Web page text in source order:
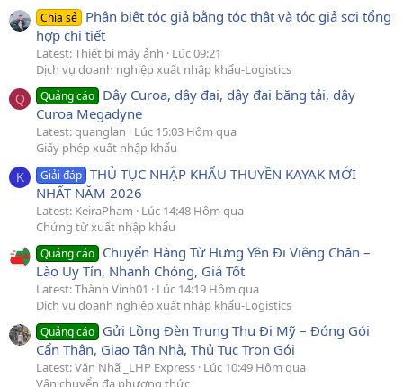
Chia sẻ Phân biệt tóc giả bằng tóc thật và tóc giả sợi tổng
hợp chi tiết
Latest: Thiết bị máy ảnh
Lúc 09:21
Dịch vụ doanh nghiệp xuất nhập khẩu-Logistics
Q Quảng cáo Dây Curoa, dây đai, dây đai băng tải, dây
Curoa Megadyne
Latest: quanglan
Lúc 15:03 Hôm qua
Giấy phép xuất nhập khẩu
K Giải đáp THỦ TỤC NHẬP KHẨU THUYỀN KAYAK MỚI
NHẤT NĂM 2026
Latest: KeiraPham
Lúc 14:48 Hôm qua
Chứng từ xuất nhập khẩu
Quảng cáo Chuyển Hàng Từ Hưng Yên Đi Viêng Chăn –
Lào Uy Tín, Nhanh Chóng, Giá Tốt
Latest: Thành Vinh01
Lúc 14:19 Hôm qua
Dịch vụ doanh nghiệp xuất nhập khẩu-Logistics
Quảng cáo Gửi Lồng Đèn Trung Thu Đi Mỹ – Đóng Gói
Cẩn Thận, Giao Tận Nhà, Thủ Tục Trọn Gói
Latest: Văn Nhã _LHP Express Lúc 10:49 Hôm qua
Vận chuyển đa phương thức